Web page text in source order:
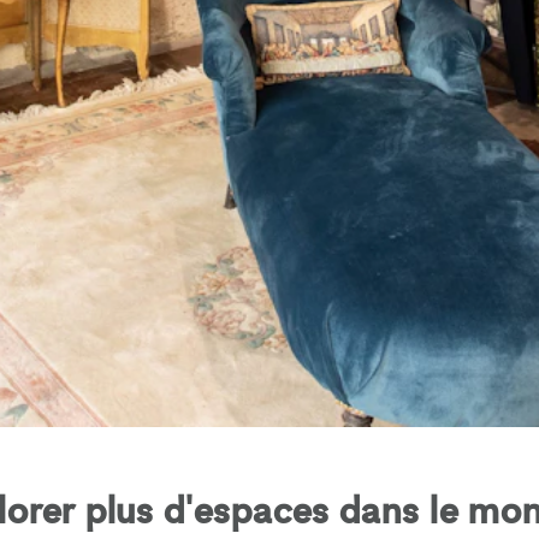
plus d'espaces dans le